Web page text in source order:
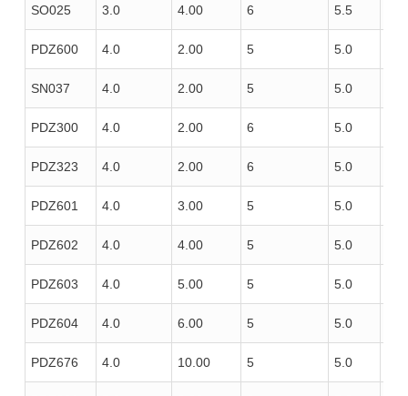
SO025 3.0 4.00 6 5.5
PDZ600 4.0 2.00 5 5.0
SN037 4.0 2.00 5 5.0
PDZ300 4.0 2.00 6 5.0
PDZ323 4.0 2.00 6 5.0
PDZ601 4.0 3.00 5 5.0
PDZ602 4.0 4.00 5 5.0
PDZ603 4.0 5.00 5 5.0
PDZ604 4.0 6.00 5 5.0
PDZ676 4.0 10.00 5 5.0